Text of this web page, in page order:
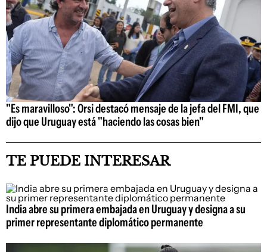
"Es maravilloso": Orsi destacó mensaje de la jefa del FMI, que
dijo que Uruguay está "haciendo las cosas bien"
TE PUEDE INTERESAR
India abre su primera embajada en Uruguay y designa a su
primer representante diplomático permanente